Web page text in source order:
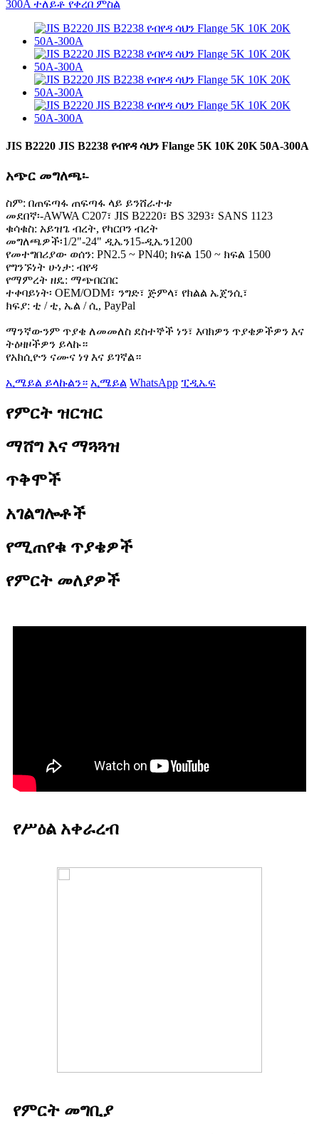
JIS B2220 JIS B2238 የብየዳ ሳህን Flange 5K 10K 20K 50A-300A
አጭር መግለጫ፡-
ስም: በጠፍጣፋ ጠፍጣፋ ላይ ይንሸራተቱ
መደበኛ፡-AWWA C207፣ JIS B2220፣ BS 3293፣ SANS 1123
ቁሳቁስ: አይዝጌ ብረት, የካርቦን ብረት
መግለጫዎች፡1/2"-24" ዲኤን15-ዲኤን1200
የመተግበሪያው ወሰን: PN2.5 ~ PN40; ክፍል 150 ~ ክፍል 1500
የግንኙነት ሁነታ: ብየዳ
የማምረት ዘዴ: ማጭበርበር
ተቀባይነት፡ OEM/ODM፣ ንግድ፣ ጅምላ፣ የክልል ኤጀንሲ፣
ክፍያ: ቲ / ቲ, ኤል / ሲ, PayPal
ማንኛውንም ጥያቄ ለመመለስ ደስተኞች ነን፣ እባክዎን ጥያቄዎችዎን እና
ትዕዛዞችዎን ይላኩ።
የአክሲዮን ናሙና ነፃ እና ይገኛል።
ኢሜይል ይላኩልን። ኢሜይል WhatsApp ፒዲኤፍ
የምርት ዝርዝር
ማሸግ እና ማጓጓዝ
ጥቅሞች
አገልግሎቶች
የሚጠየቁ ጥያቄዎች
የምርት መለያዎች
የሥዕል አቀራረብ
የምርት መግቢያ